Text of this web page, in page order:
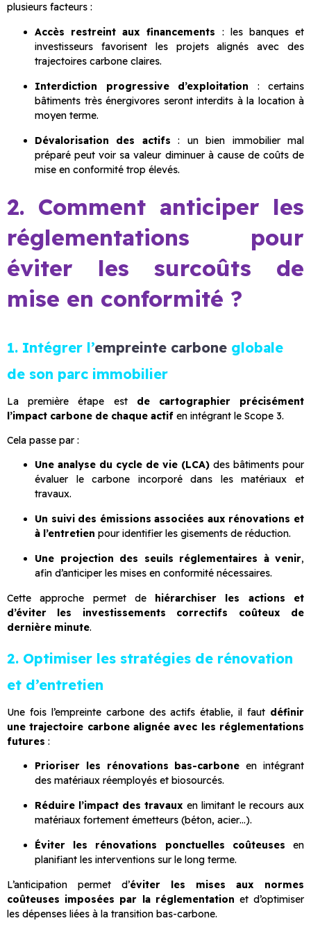
plusieurs facteurs :
Accès restreint aux financements : les banques et
investisseurs favorisent les projets alignés avec des
trajectoires carbone claires.
Interdiction progressive d’exploitation : certains
bâtiments très énergivores seront interdits à la location à
moyen terme.
Dévalorisation des actifs : un bien immobilier mal
préparé peut voir sa valeur diminuer à cause de coûts de
mise en conformité trop élevés.
2. Comment anticiper les
réglementations pour
éviter les surcoûts de
mise en conformité ?
1. Intégrer l’empreinte carbone globale
de son parc immobilier
La première étape est de cartographier précisément
l’impact carbone de chaque actif en intégrant le Scope 3.
Cela passe par :
Une analyse du cycle de vie (LCA) des bâtiments pour
évaluer le carbone incorporé dans les matériaux et
travaux.
Un suivi des émissions associées aux rénovations et
à l’entretien pour identifier les gisements de réduction.
Une projection des seuils réglementaires à venir,
afin d’anticiper les mises en conformité nécessaires.
Cette approche permet de
hiérarchiser les actions et
d’éviter les investissements correctifs coûteux de
dernière minute.
2. Optimiser les stratégies de rénovation
et d’entretien
Une fois l’empreinte carbone des actifs établie, il faut définir
une trajectoire carbone alignée avec les réglementations
futures :
Prioriser les rénovations bas-carbone en intégrant
des matériaux réemployés et biosourcés.
Réduire l’impact des travaux en limitant le recours aux
matériaux fortement émetteurs (béton, acier…).
Éviter les rénovations ponctuelles coûteuses en
planifiant les interventions sur le long terme.
L’anticipation permet d’éviter les mises aux normes
coûteuses imposées par la réglementation et d’optimiser
les dépenses liées à la transition bas-carbone.